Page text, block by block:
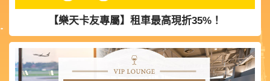
【樂天卡友專屬】租車最高現折35%！